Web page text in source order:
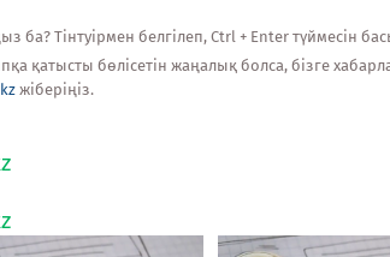
ба? Тінтуірмен белгілеп, Ctrl + Enter түймесін
қатысты бөлісетін жаңалық болса, бізге
жіберіңіз.